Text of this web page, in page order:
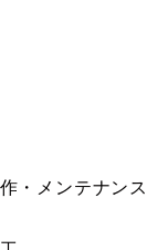
・メンテナンス